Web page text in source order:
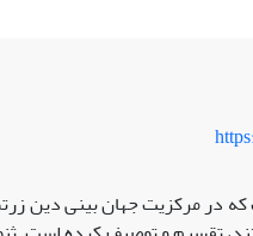
در مرکزیت جهان بینی دین